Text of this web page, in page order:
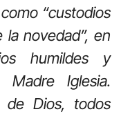
“custodios
la novedad”, en
humildes y
Iglesia.
de Dios, todos